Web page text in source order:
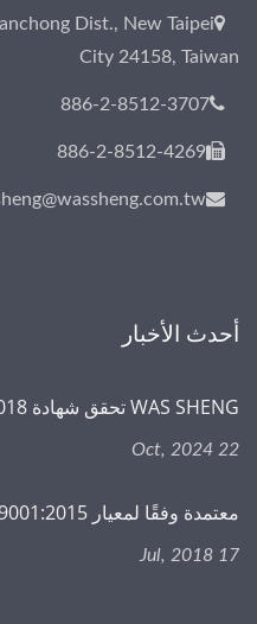
Dist., New Taipei
City 24158, Taiwan
886-2-8512-3707
886-2-8512-4269
أحدث الأخبار
WAS SHENG تحقق شهادة ISO 14064-1:2018، تمارس...
22 Oct, 2024
معتمدة وفقًا لمعيار ISO 9001:2015
17 Jul, 2018